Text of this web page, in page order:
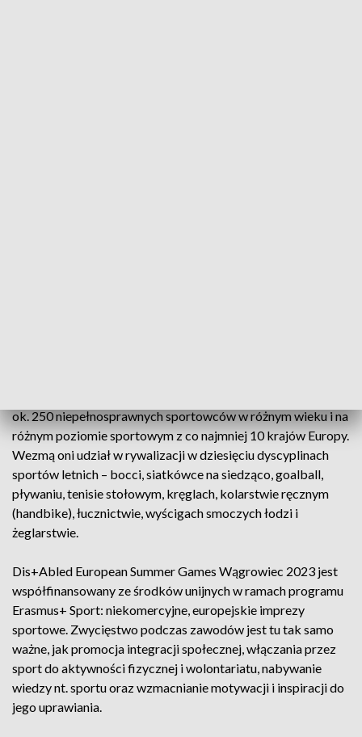
ok. 250 niepełnosprawnych sportowców w różnym wieku i na
różnym poziomie sportowym z co najmniej 10 krajów Europy.
Wezmą oni udział w rywalizacji w dziesięciu dyscyplinach
sportów letnich – bocci, siatkówce na siedząco, goalball,
pływaniu, tenisie stołowym, kręglach, kolarstwie ręcznym
(handbike), łucznictwie, wyścigach smoczych łodzi i
żeglarstwie.
Dis+Abled European Summer Games Wągrowiec 2023 jest
współfinansowany ze środków unijnych w ramach programu
Erasmus+ Sport: niekomercyjne, europejskie imprezy
sportowe. Zwycięstwo podczas zawodów jest tu tak samo
ważne, jak promocja integracji społecznej, włączania przez
sport do aktywności fizycznej i wolontariatu, nabywanie
wiedzy nt. sportu oraz wzmacnianie motywacji i inspiracji do
jego uprawiania.